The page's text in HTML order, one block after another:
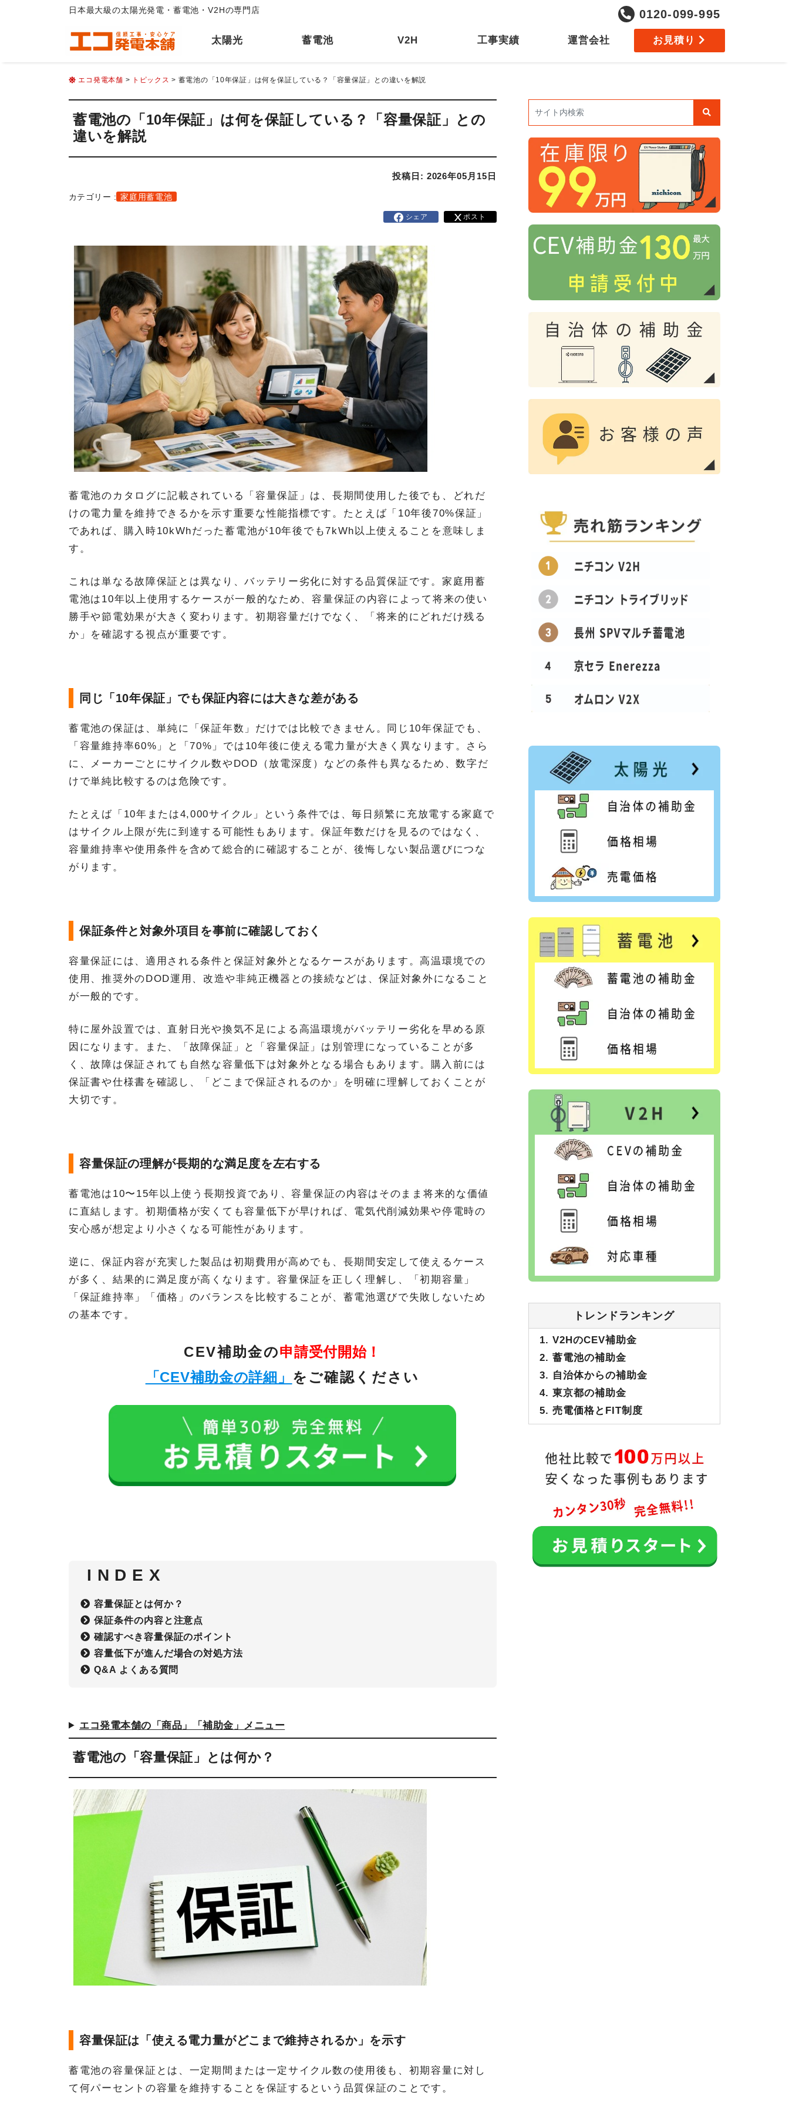
日本最大級の太陽光発電・蓄電池・V2Hの専門店 0120-099-995
太陽光 蓄電池 V2H 工事実績 運営会社 お見積り
エコ発電本舗 > トピックス > 蓄電池の「10年保証」は何を保証している？「容量保証」との違いを解説
蓄電池の「10年保証」は何を保証している？「容量保証」との
違いを解説
投稿日: 2026年05月15日
カテゴリー : 家庭用蓄電池
シェア ポスト
蓄電池のカタログに記載されている「容量保証」は、長期間使用した後でも、どれだ
けの電力量を維持できるかを示す重要な性能指標です。たとえば「10年後70%保証」
であれば、購入時10kWhだった蓄電池が10年後でも7kWh以上使えることを意味しま
す。
これは単なる故障保証とは異なり、バッテリー劣化に対する品質保証です。家庭用蓄
電池は10年以上使用するケースが一般的なため、容量保証の内容によって将来の使い
勝手や節電効果が大きく変わります。初期容量だけでなく、「将来的にどれだけ残る
か」を確認する視点が重要です。
同じ「10年保証」でも保証内容には大きな差がある
蓄電池の保証は、単純に「保証年数」だけでは比較できません。同じ10年保証でも、
「容量維持率60%」と「70%」では10年後に使える電力量が大きく異なります。さら
に、メーカーごとにサイクル数やDOD（放電深度）などの条件も異なるため、数字だ
けで単純比較するのは危険です。
たとえば「10年または4,000サイクル」という条件では、毎日頻繁に充放電する家庭で
はサイクル上限が先に到達する可能性もあります。保証年数だけを見るのではなく、
容量維持率や使用条件を含めて総合的に確認することが、後悔しない製品選びにつな
がります。
保証条件と対象外項目を事前に確認しておく
容量保証には、適用される条件と保証対象外となるケースがあります。高温環境での
使用、推奨外のDOD運用、改造や非純正機器との接続などは、保証対象外になること
が一般的です。
特に屋外設置では、直射日光や換気不足による高温環境がバッテリー劣化を早める原
因になります。また、「故障保証」と「容量保証」は別管理になっていることが多
く、故障は保証されても自然な容量低下は対象外となる場合もあります。購入前には
保証書や仕様書を確認し、「どこまで保証されるのか」を明確に理解しておくことが
大切です。
容量保証の理解が長期的な満足度を左右する
蓄電池は10〜15年以上使う長期投資であり、容量保証の内容はそのまま将来的な価値
に直結します。初期価格が安くても容量低下が早ければ、電気代削減効果や停電時の
安心感が想定より小さくなる可能性があります。
逆に、保証内容が充実した製品は初期費用が高めでも、長期間安定して使えるケース
が多く、結果的に満足度が高くなります。容量保証を正しく理解し、「初期容量」
「保証維持率」「価格」のバランスを比較することが、蓄電池選びで失敗しないため
の基本です。
CEV補助金の申請受付開始！
「CEV補助金の詳細」 をご確認ください
I N D E X
容量保証とは何か？
保証条件の内容と注意点
確認すべき容量保証のポイント
容量低下が進んだ場合の対処方法
Q&A よくある質問
エコ発電本舗の「商品」「補助金」メニュー
蓄電池の「容量保証」とは何か？
容量保証は「使える電力量がどこまで維持されるか」を示す
蓄電池の容量保証とは、一定期間または一定サイクル数の使用後も、初期容量に対し
て何パーセントの容量を維持することを保証するという品質保証のことです。
検索:
トレンドランキング
1. V2HのCEV補助金
2. 蓄電池の補助金
3. 自治体からの補助金
4. 東京都の補助金
5. 売電価格とFIT制度